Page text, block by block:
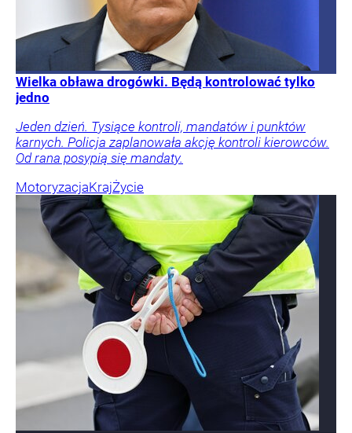
Wielka obława drogówki. Będą kontrolować tylko
jedno
Jeden dzień. Tysiące kontroli, mandatów i punktów
karnych. Policja zaplanowała akcję kontroli kierowców.
Od rana posypią się mandaty.
MotoryzacjaKrajŻycie